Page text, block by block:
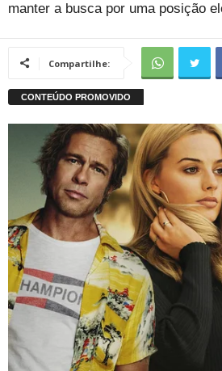
manter a busca por uma posição
Compartilhe: